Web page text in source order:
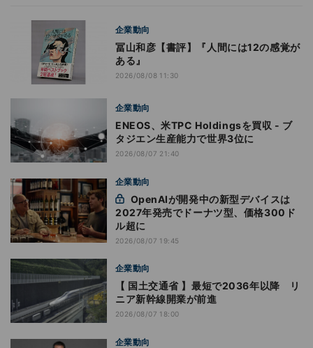
企業動向
冨山和彦【書評】『人間には12の感覚が
ある』
2026/08/08 11:30
企業動向
ENEOS、米TPC Holdingsを買収 - ブ
タジエン生産能力で世界3位に
2026/08/07 21:40
企業動向
2027年発売でドーナツ型、価格300ド
ル超に
2026/08/07 19:45
企業動向
【 国土交通省 】最短で2036年以降 リ
ニア新幹線開業が前進
2026/08/07 18:00
企業動向